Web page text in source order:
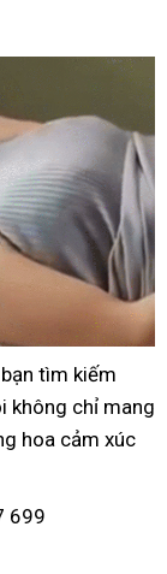
tìm kiếm
không chỉ mang
hoa cảm xúc
699